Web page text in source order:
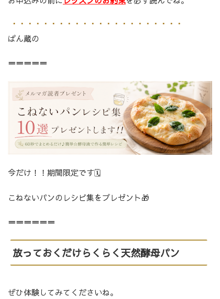
ぱん蔵の
＝＝＝＝＝
今だけ！！期間限定です🗓️
こねないパンのレシピ集をプレゼント🎁
＝＝＝＝＝＝
放っておくだけらくらく天然酵母パン
ぜひ体験してみてくださいね。